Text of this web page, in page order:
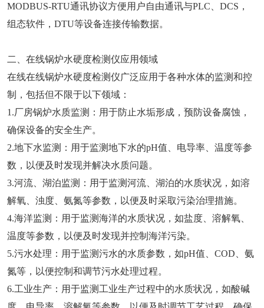
MODBUS-RTU通讯协议方便用户自由通讯与PLC、DCS，
组态软件，DTU等设备连接传输数据。
二、在线锅炉水硬度检测仪应用领域
在线在线锅炉水硬度检测仪广泛应用于各种水体的监测和控
制，包括但不限于以下领域：
1.厂房锅炉水质监测：用于防止水垢形成，预防设备腐蚀，
确保设备的安全生产。
2.地下水监测：用于监测地下水的pH值、电导率、温度等参
数，以便及时发现并解决水质问题。
3.河流、湖泊监测：用于监测河流、湖泊的水质状况，如溶
解氧、浊度、氨氮等参数，以便及时采取污染治理措施。
4.海洋监测：用于监测海洋的水质状况，如盐度、溶解氧、
温度等参数，以便及时发现并控制海洋污染。
5.污水处理：用于监测污水的水质参数，如pH值、COD、氨
氮等，以便控制和调节污水处理过程。
6.工业生产：用于监测工业生产过程中的水质状况，如酸碱